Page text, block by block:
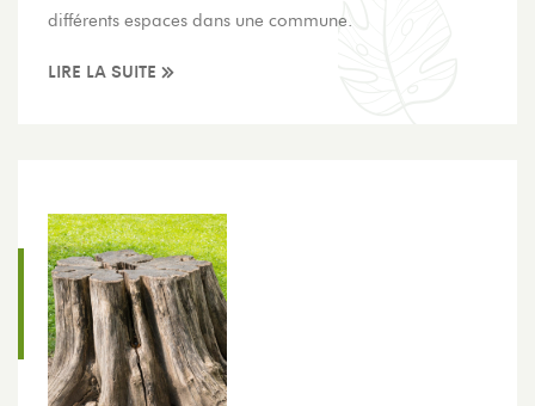
différents espaces dans une commune.
LIRE LA SUITE